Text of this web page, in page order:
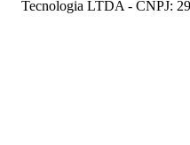
Tecnologia LTDA - CNPJ: